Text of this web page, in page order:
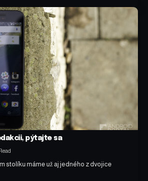
pýtajte sa
stolíku máme už aj jedného z dvojice